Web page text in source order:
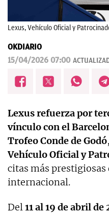
Lexus, Vehículo Oficial y
OKDIARIO
15/04/2026 07:00
Lexus refuerza por
vínculo con el
Trofeo Conde de Godó
Vehículo Oficial y
citas más
internacional.
Del 11 al 19 de abril de